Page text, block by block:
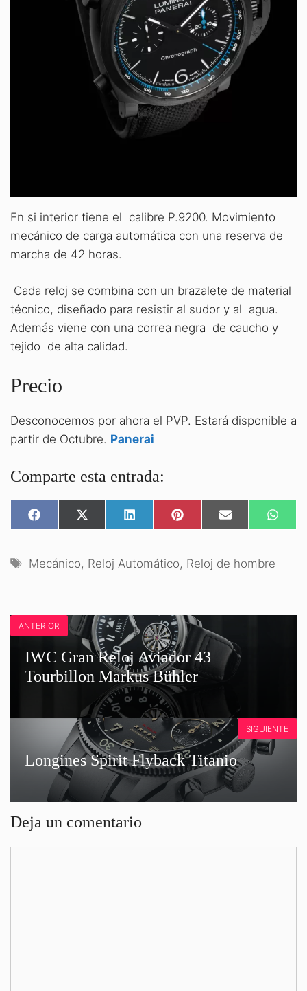
En si interior tiene el calibre P.9200. Movimiento
mecánico de carga automática con una reserva de
marcha de 42 horas.
Cada reloj se combina con un brazalete de material
técnico, diseñado para resistir al sudor y al agua.
Además viene con una correa negra de caucho y
tejido de alta calidad.
Precio
Desconocemos por ahora el PVP. Estará disponible a
partir de Octubre. Panerai
Comparte esta entrada:
COMPARTIR
EN
COMPARTIR
EN
COMPARTIR
EN
COMPARTIR
EN
COMPARTIR
EN
EN
Etiquetas
Mecánico, Reloj Automático, Reloj de hombre
ANTERIOR
IWC Gran Reloj Aviador 43
Tourbillon Markus Bühler
Longines Spirit Flyback Titanio
SIGUIENTE
Deja un comentario